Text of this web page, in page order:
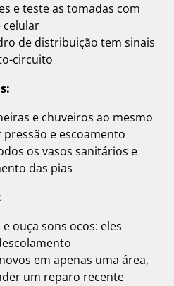
e teste as tomadas com
celular
de distribuição tem sinais
circuito
e chuveiros ao mesmo
e escoamento
os vasos sanitários e
das pias
ouça sons ocos: eles
em apenas uma área,
um reparo recente